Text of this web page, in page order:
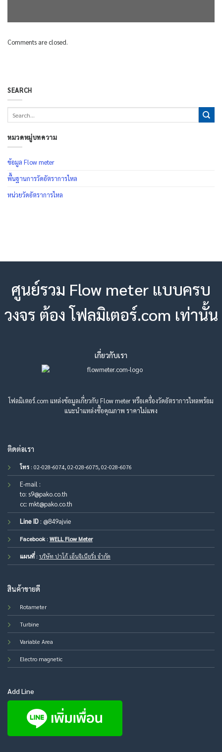
SEARCH
หมวดหมู่บทความ
ข้อมูล Flow meter
พื้นฐานการวัดอัตราการไหล
หน่วยวัดอัตราการไหล
Comments are closed.
ศูนย์รวม Flow meter แบบครบ
วงจร ต้อง โฟลมิเตอร์.com เท่านั้น
เกี่ยวกับเรา
โฟลมิเตอร์.com แหล่งข้อมูลเกี่ยวกับ Flow meter หรือเครื่องวัดอัตราการไหลพร้อม
แนะนำแหล่งซื้อคุณภาพ ราคาไม่แพง
ติดต่อเรา
โทร: 02-028-6074, 02-028-6075, 02-028-6076
E-mail :
to: s9@pako.co.th
cc: mkt@pako.co.th
Line ID: @849ajvie
Facebook: WELL Flow Meter
แผนที่: บริษัท ปาโก้ เอ็นจิเนียริ่ง จำกัด
สินค้าขายดี
Rotameter
Turbine
Variable Area
Electro magnetic
Add Line